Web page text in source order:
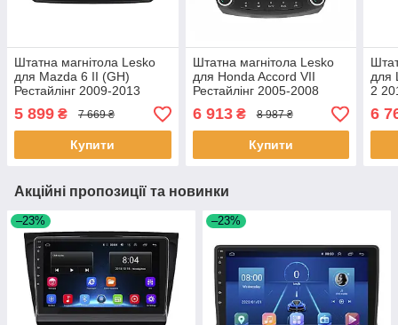
Штатна магнітола Lesko
для Mazda 6 II (GH)
Рестайлінг 2009-2013
екран 9" 2/32Gb/ Wi-Fi
Optima GPS Android 5 шт.
5 899 ₴ 7 669 ₴
Купити
Штатна магнітола Lesko
для Honda Accord VII
Рестайлінг 2005-2008
екран 10" 2/32Gb/ Wi-Fi
Optima GPS Andr 26 шт.
6 913₴ 8 987 ₴
Купити
для
2
1/
шт.
6
Акційні пропозиції та новинки
–23% –23%